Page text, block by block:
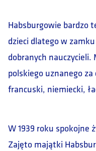
Habsburgowie bardzo
dzieci dlatego w
dobranych nauczycieli.
polskiego uznanego
francuski, niemiecki,
W 1939 roku spokojne
Zajęto majątki